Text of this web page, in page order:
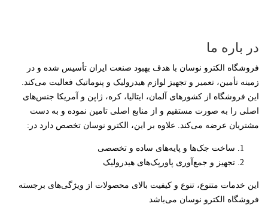
باره ما
الکترو نوسان با هدف بهبود صنعت ایران تأسیس شده و در
تأمین، تعمیر و تجهیز لوازم هیدرولیک و پنوماتیک فعالیت می‌کند.
فروشگاه از کشورهای آلمان، ایتالیا، کره، ژاپن و آمریکا جنس‌های
را به صورت مستقیم و از منابع اصلی تامین نموده و به دست
عرضه می‌کند. علاوه بر این، الکترو نوسان تخصص دارد در:
ساخت جک‌ها و پایه‌های ساده و تخصصی
تجهیز و جمع‌آوری پاورپک‌های هیدرولیک
خدمات متنوع، تنوع و کیفیت بالای محصولات از ویژگی‌های برجسته
الکترو نوسان می‌باشد